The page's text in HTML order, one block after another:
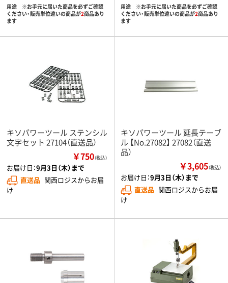
用途 ※お手元に届いた商品を必ずご確認
ください・販売単位違いの商品が2商品あり
ます
用途 ※お手元に届いた商品を必ずご確認
ください・販売単位違いの商品が2商品あり
ます
キソパワーツール ステンシル
文字セット 27104（直送品）
￥750（税込）
お届け日：9月3日（木）まで
直送品 関西ロジスからお届
け
キソパワーツール 延長テーブ
ル 【No.27082】 27082（直送
品）
￥3,605（税込）
お届け日：9月3日（木）まで
直送品 関西ロジスからお届
け